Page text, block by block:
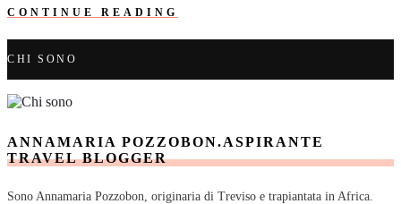
CONTINUE READING
CHI SONO
ANNAMARIA POZZOBON.ASPIRANTE
TRAVEL BLOGGER
Sono Annamaria Pozzobon, originaria di Treviso e trapiantata in Africa.